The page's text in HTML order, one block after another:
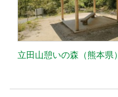
立田山憩いの森（熊本県）